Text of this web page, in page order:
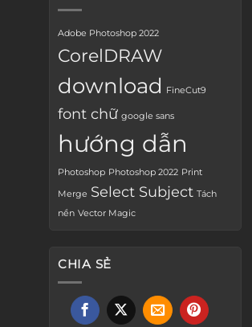
Adobe Photoshop 2022
CorelDRAW
download FineCut9
font chữ google sans
hướng dẫn
Photoshop Photoshop 2022 Print
Merge Select Subject Tách
nền Vector Magic
CHIA SẺ